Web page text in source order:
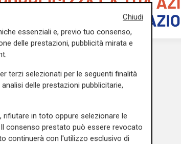
Chiudi
essenziali e, previo tuo consenso,
delle prestazioni, pubblicità mirata e
terzi selezionati per le seguenti finalità
delle prestazioni pubblicitarie,
in toto oppure selezionare le
consenso prestato può essere revocato
continuerà con l'utilizzo esclusivo di